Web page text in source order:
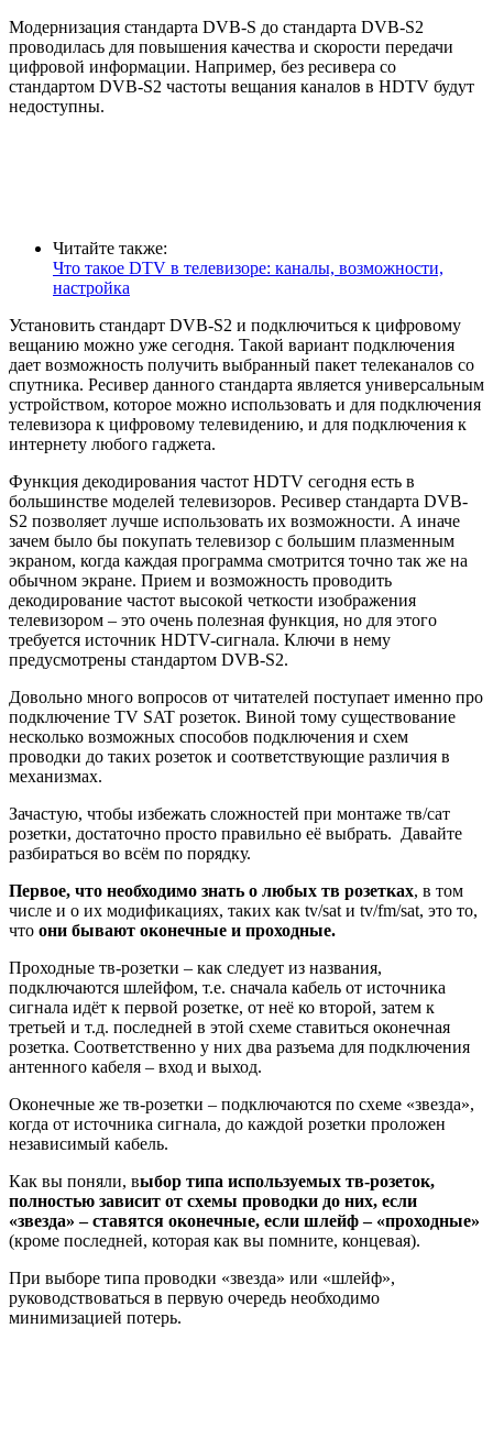
Модернизация стандарта DVB-S до стандарта DVB-S2
проводилась для повышения качества и скорости передачи
цифровой информации. Например, без ресивера со
стандартом DVB-S2 частоты вещания каналов в HDTV будут
недоступны.
Читайте также:
Что такое DTV в телевизоре: каналы, возможности,
настройка
Установить стандарт DVB-S2 и подключиться к цифровому
вещанию можно уже сегодня. Такой вариант подключения
дает возможность получить выбранный пакет телеканалов со
спутника. Ресивер данного стандарта является универсальным
устройством, которое можно использовать и для подключения
телевизора к цифровому телевидению, и для подключения к
интернету любого гаджета.
Функция декодирования частот HDTV сегодня есть в
большинстве моделей телевизоров. Ресивер стандарта DVB-
S2 позволяет лучше использовать их возможности. А иначе
зачем было бы покупать телевизор с большим плазменным
экраном, когда каждая программа смотрится точно так же на
обычном экране. Прием и возможность проводить
декодирование частот высокой четкости изображения
телевизором – это очень полезная функция, но для этого
требуется источник HDTV-сигнала. Ключи в нему
предусмотрены стандартом DVB-S2.
Довольно много вопросов от читателей поступает именно про
подключение TV SAT розеток. Виной тому существование
несколько возможных способов подключения и схем
проводки до таких розеток и соответствующие различия в
механизмах.
Зачастую, чтобы избежать сложностей при монтаже тв/сат
розетки, достаточно просто правильно её выбрать. Давайте
разбираться во всём по порядку.
Первое, что необходимо знать о любых тв розетках, в том
числе и о их модификациях, таких как tv/sat и tv/fm/sat, это то,
что они бывают оконечные и проходные.
Проходные тв-розетки – как следует из названия,
подключаются шлейфом, т.е. сначала кабель от источника
сигнала идёт к первой розетке, от неё ко второй, затем к
третьей и т.д. последней в этой схеме ставиться оконечная
розетка. Соответственно у них два разъема для подключения
антенного кабеля – вход и выход.
Оконечные же тв-розетки – подключаются по схеме «звезда»,
когда от источника сигнала, до каждой розетки проложен
независимый кабель.
Как вы поняли, выбор типа используемых тв-розеток,
полностью зависит от схемы проводки до них, если
«звезда» – ставятся оконечные, если шлейф – «проходные»
(кроме последней, которая как вы помните, концевая).
При выборе типа проводки «звезда» или «шлейф»,
руководствоваться в первую очередь необходимо
минимизацией потерь.